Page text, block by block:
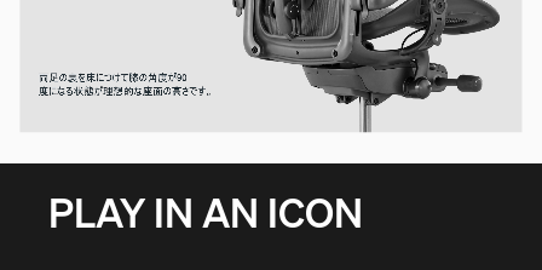
PLAY IN AN ICON